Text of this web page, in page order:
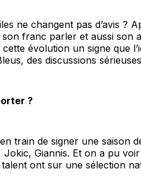
ne changent pas d’avis ?
franc parler et aussi son
évolution un signe que
des discussions
?
train de signer une saison
Jokic, Giannis. Et on a pu
talent ont sur une sélection